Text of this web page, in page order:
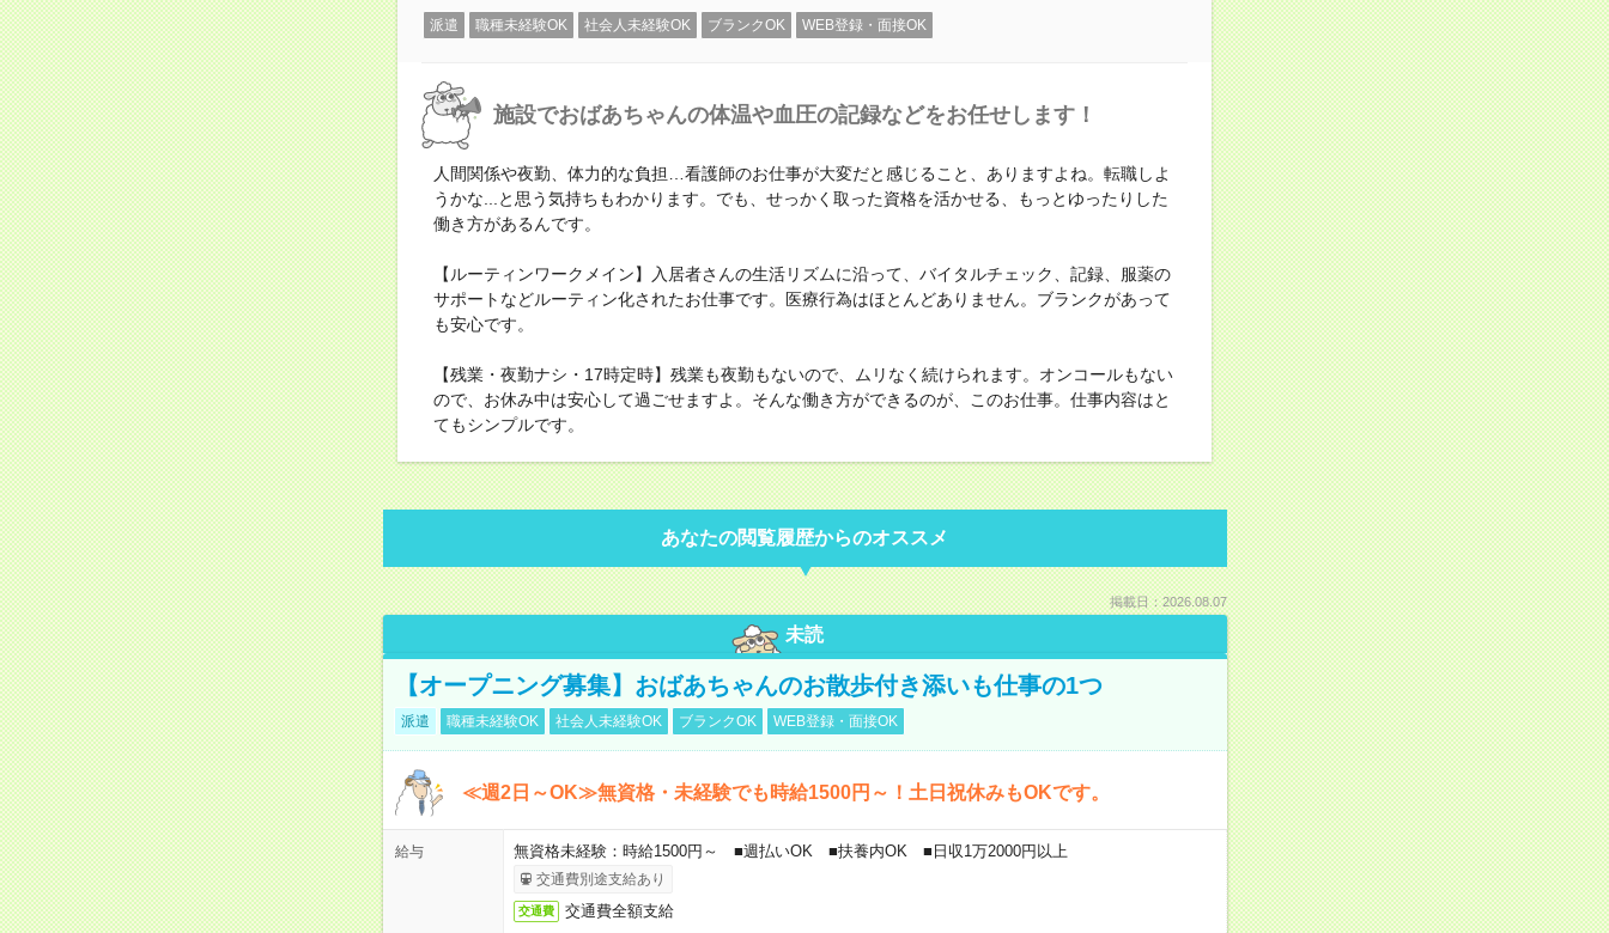
派遣 職種未経験OK 社会人未経験OK ブランクOK WEB登録・面接OK
施設でおばあちゃんの体温や血圧の記録などをお任せします！
人間関係や夜勤、体力的な負担…看護師のお仕事が大変だと感じること、ありますよね。転職しよ
うかな...と思う気持ちもわかります。でも、せっかく取った資格を活かせる、もっとゆったりした
働き方があるんです。
【ルーティンワークメイン】入居者さんの生活リズムに沿って、バイタルチェック、記録、服薬の
サポートなどルーティン化されたお仕事です。医療行為はほとんどありません。ブランクがあって
も安心です。
【残業・夜勤ナシ・17時定時】残業も夜勤もないので、ムリなく続けられます。オンコールもない
ので、お休み中は安心して過ごせますよ。そんな働き方ができるのが、このお仕事。仕事内容はと
てもシンプルです。
あなたの閲覧履歴からのオススメ
掲載日：2026.08.07
未読
【オープニング募集】おばあちゃんのお散歩付き添いも仕事の1つ
派遣 職種未経験OK 社会人未経験OK ブランクOK WEB登録・面接OK
≪週2日～OK≫無資格・未経験でも時給1500円～！土日祝休みもOKです。
給与 無資格未経験：時給1500円～ ■週払いOK ■扶養内OK ■日収1万2000円以上
交通費別途支給あり
交通費 交通費全額支給